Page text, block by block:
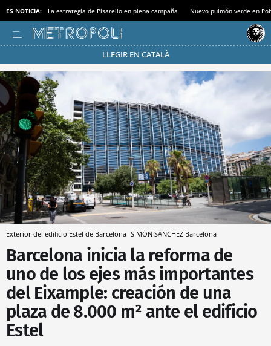
ES NOTICIA: La estrategia de Pisarello en plena campaña Nuevo pulmón verde en
LLEGIR EN CATALÀ
Pásate al MODO AHORRO
Exterior del edificio Estel de Barcelona SIMÓN SÁNCHEZ Barcelona
Barcelona inicia la reforma de
uno de los ejes más importantes
del Eixample: creación de una
plaza de 8.000 m² ante el edificio
Estel